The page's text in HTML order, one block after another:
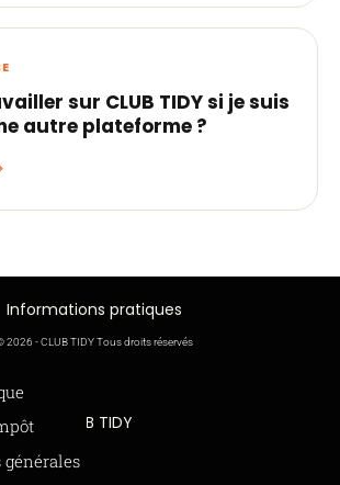
sur CLUB TIDY si je suis
autre plateforme ?
Informations pratiques
50-50
2026 - CLUB TIDY Tous droits réservés
CLUB TIDY